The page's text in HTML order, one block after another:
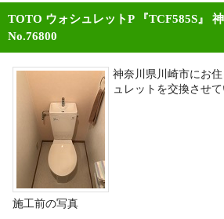
TOTO ウォシュレットP 『TCF585S』
No.76800
神奈川県川崎市にお
ュレットを交換させて
施工前の写真